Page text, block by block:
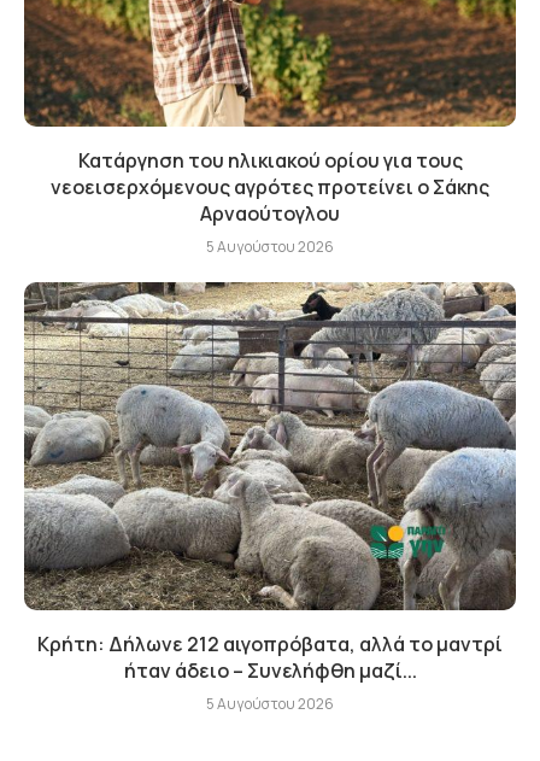
Κατάργηση του ηλικιακού ορίου για τους
νεοεισερχόμενους αγρότες προτείνει ο Σάκης
Αρναούτογλου
5 Αυγούστου 2026
Κρήτη: Δήλωνε 212 αιγοπρόβατα, αλλά το μαντρί
ήταν άδειο – Συνελήφθη μαζί...
5 Αυγούστου 2026